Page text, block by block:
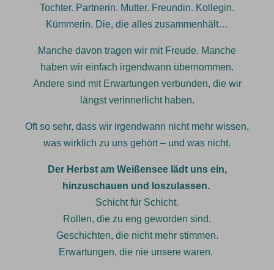
Tochter. Partnerin. Mutter. Freundin. Kollegin.
Kümmerin. Die, die alles zusammenhält…
Manche davon tragen wir mit Freude. Manche
haben wir einfach irgendwann übernommen.
Andere sind mit Erwartungen verbunden, die wir
längst verinnerlicht haben.
Oft so sehr, dass wir irgendwann nicht mehr wissen,
was wirklich zu uns gehört – und was nicht.
Der Herbst am Weißensee lädt uns ein,
hinzuschauen und loszulassen.
Schicht für Schicht.
Rollen, die zu eng geworden sind.
Geschichten, die nicht mehr stimmen.
Erwartungen, die nie unsere waren.